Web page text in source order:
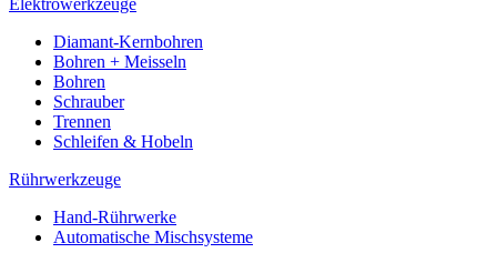
Diamant-Kernbohren
Bohren + Meisseln
Bohren
Schrauber
Trennen
Schleifen & Hobeln
Rührwerkzeuge
Hand-Rührwerke
Automatische Mischsysteme